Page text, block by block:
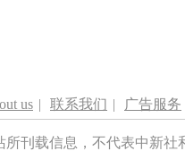
us | 联系我们 | 广告服务
所刊载信息，不代表中新